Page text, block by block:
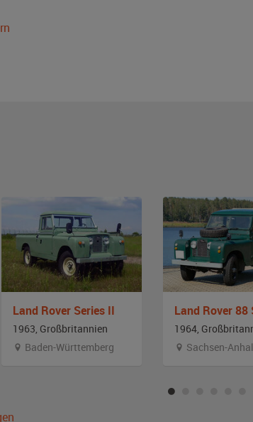
Land Rover Series II
1963, Großbritannien
Baden-Württemberg
Land Rover 88
1964,
Sachsen-